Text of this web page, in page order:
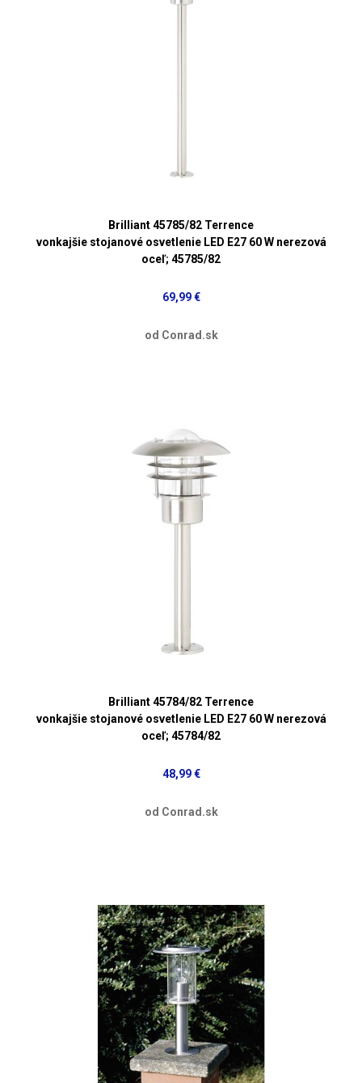
Brilliant 45785/82 Terrence
vonkajšie stojanové osvetlenie LED E27 60 W nerezová
oceľ; 45785/82
69,99 €
od Conrad.sk
Brilliant 45784/82 Terrence
vonkajšie stojanové osvetlenie LED E27 60 W nerezová
oceľ; 45784/82
48,99 €
od Conrad.sk